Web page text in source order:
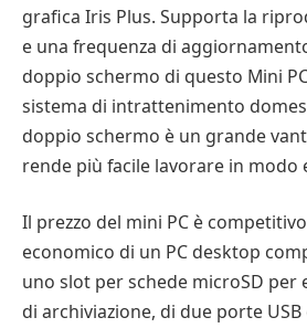
grafica Iris Plus. Supporta la
e una frequenza di
doppio schermo di questo Mini
sistema di intrattenimento
doppio schermo è un grande
rende più facile lavorare in modo
Il prezzo del mini PC è
economico di un PC desktop
uno slot per schede microSD per
di archiviazione, di due porte